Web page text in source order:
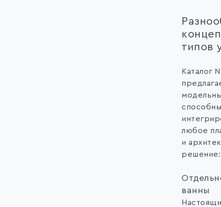
типов
Каталог
любое
и
решение:
ванны